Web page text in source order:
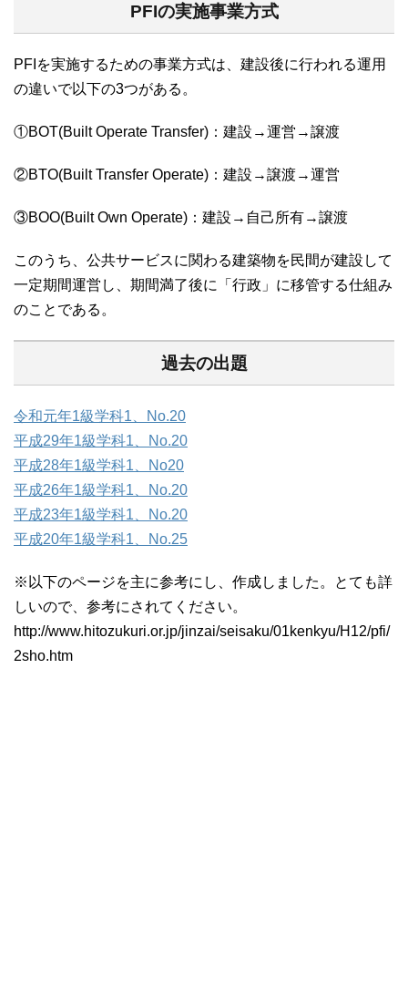
PFIの実施事業方式
PFIを実施するための事業方式は、建設後に行われる運用
の違いで以下の3つがある。
①BOT(Built Operate Transfer)：建設→運営→譲渡
②BTO(Built Transfer Operate)：建設→譲渡→運営
③BOO(Built Own Operate)：建設→自己所有→譲渡
このうち、公共サービスに関わる建築物を民間が建設して
一定期間運営し、期間満了後に「行政」に移管する仕組み
のことである。
過去の出題
令和元年1級学科1、No.20
平成29年1級学科1、No.20
平成28年1級学科1、No20
平成26年1級学科1、No.20
平成23年1級学科1、No.20
平成20年1級学科1、No.25
※以下のページを主に参考にし、作成しました。とても詳
しいので、参考にされてください。
http://www.hitozukuri.or.jp/jinzai/seisaku/01kenkyu/H12/pfi/
2sho.htm